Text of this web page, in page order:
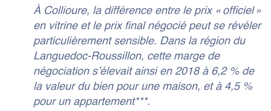
À Collioure, la différence entre le prix « officiel »
en vitrine et le prix final négocié peut se révéler
particulièrement sensible. Dans la région du
Languedoc-Roussillon, cette marge de
négociation s’élevait ainsi en 2018 à 6,2 % de
la valeur du bien pour une maison, et à 4,5 %
pour un appartement***.